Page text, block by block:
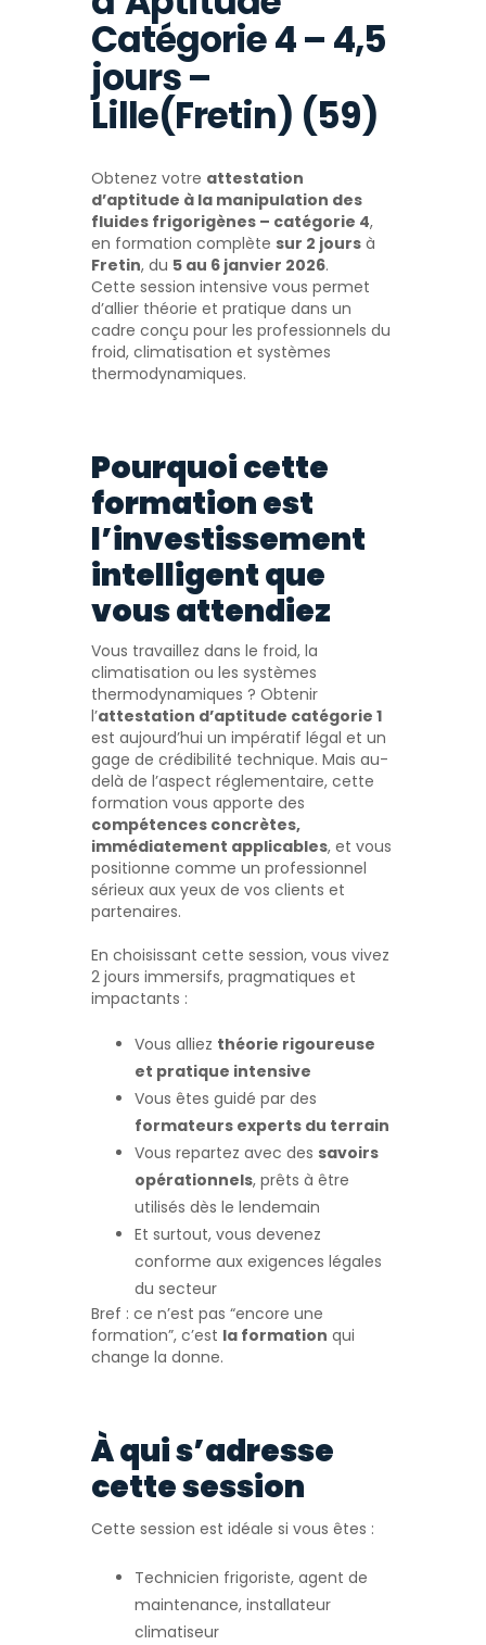
Catégorie 4 – 4,5
jours –
Lille(Fretin) (59)
Obtenez votre attestation
d’aptitude à la manipulation des
fluides frigorigènes – catégorie 4,
en formation complète sur 2 jours à
Fretin, du 5 au 6 janvier 2026.
Cette session intensive vous permet
d’allier théorie et pratique dans un
cadre conçu pour les professionnels du
froid, climatisation et systèmes
thermodynamiques.
Pourquoi cette
formation est
l’investissement
intelligent que
vous attendiez
Vous travaillez dans le froid, la
climatisation ou les systèmes
thermodynamiques ? Obtenir
l’attestation d’aptitude catégorie 1
est aujourd’hui un impératif légal et un
gage de crédibilité technique. Mais au-
delà de l’aspect réglementaire, cette
formation vous apporte des
compétences concrètes,
immédiatement applicables, et vous
positionne comme un professionnel
sérieux aux yeux de vos clients et
partenaires.
En choisissant cette session, vous vivez
2 jours immersifs, pragmatiques et
impactants :
Vous alliez théorie rigoureuse
et pratique intensive
Vous êtes guidé par des
formateurs experts du terrain
Vous repartez avec des savoirs
opérationnels, prêts à être
utilisés dès le lendemain
Et surtout, vous devenez
conforme aux exigences légales
du secteur
Bref : ce n’est pas “encore une
formation”, c’est la formation qui
change la donne.
À qui s’adresse
cette session
Cette session est idéale si vous êtes :
Technicien frigoriste, agent de
maintenance, installateur
climatiseur